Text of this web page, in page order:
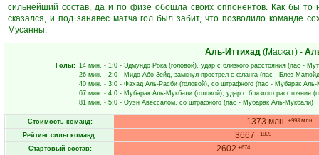
сильнейший состав, да и по физе обошла своих оппонентов. Как бы
сказался, и под занавес матча гол был забит, что позволило команде
Мусанны.
Аль-Иттихад(Маскат)-
Голы: 14 мин. - 1:0 - Эдмундо Рока (головой), удар с близкого расстояния (пас -
26 мин. - 2:0 - Мидо Або Зейд, замкнул прострел с фланга (пас - Блез
40 мин. - 3:0 - Фахад Аль-Расби (головой), со штрафного (пас - Мубарак Аль-
67 мин. - 4:0 - Мубарак Аль-Мукбали (головой), удар с близкого расстояния
81 мин. - 5:0 - Оуэн Авессалом, со штрафного (пас - Мубарак Аль-Мукбали)
Стоимость команд: 1373 млн. +993 млн.
Рейтинг силы команд: 3667 +1809
Стартовый состав: 2602 +674